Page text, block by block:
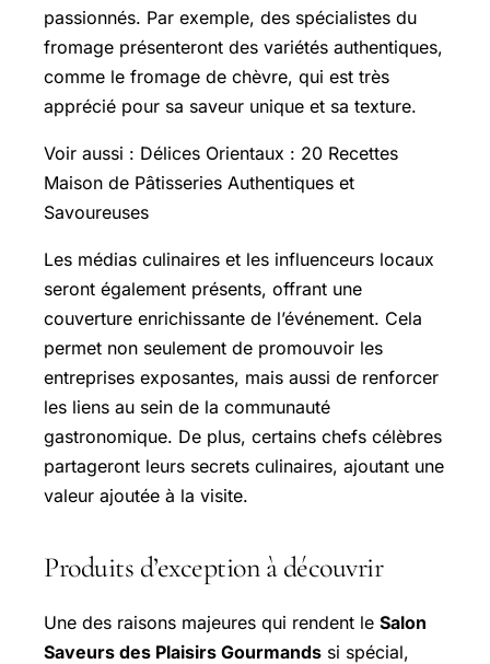
passionnés. Par exemple, des spécialistes du
fromage présenteront des variétés authentiques,
comme le fromage de chèvre, qui est très
apprécié pour sa saveur unique et sa texture.
Voir aussi : Délices Orientaux : 20 Recettes
Maison de Pâtisseries Authentiques et
Savoureuses
Les médias culinaires et les influenceurs locaux
seront également présents, offrant une
couverture enrichissante de l’événement. Cela
permet non seulement de promouvoir les
entreprises exposantes, mais aussi de renforcer
les liens au sein de la communauté
gastronomique. De plus, certains chefs célèbres
partageront leurs secrets culinaires, ajoutant une
valeur ajoutée à la visite.
Produits d’exception à découvrir
Une des raisons majeures qui rendent le Salon
Saveurs des Plaisirs Gourmands si spécial,